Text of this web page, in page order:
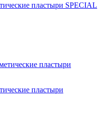
пластыри SPECIAL
пластыри